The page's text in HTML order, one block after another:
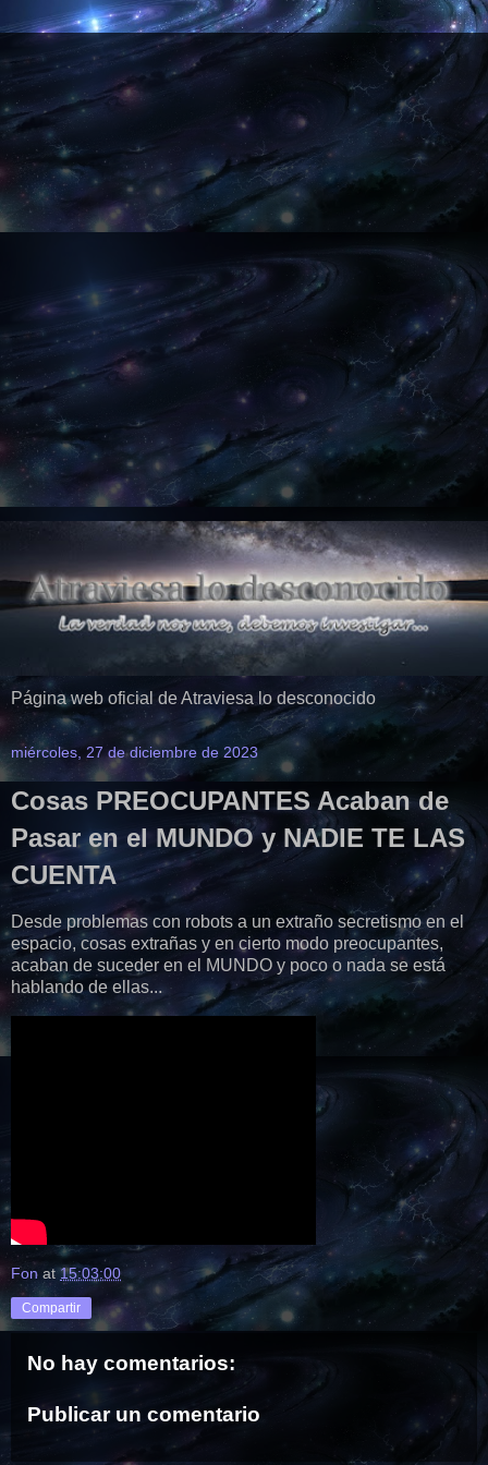
Página web oficial de Atraviesa lo desconocido
miércoles, 27 de diciembre de 2023
Cosas PREOCUPANTES Acaban de
Pasar en el MUNDO y NADIE TE LAS
CUENTA
Desde problemas con robots a un extraño secretismo en el
espacio, cosas extrañas y en cierto modo preocupantes,
acaban de suceder en el MUNDO y poco o nada se está
hablando de ellas...
Fon at 15:03:00
Compartir
No hay comentarios:
Publicar un comentario